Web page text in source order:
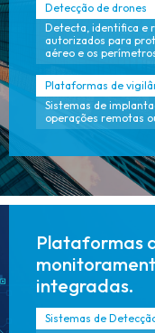
Detecção de drones
Detecta, identifica e
autorizados para
aéreo e os
Plataformas de
Sistemas de
operações remotas
Plataformas
integradas.
Sistemas de